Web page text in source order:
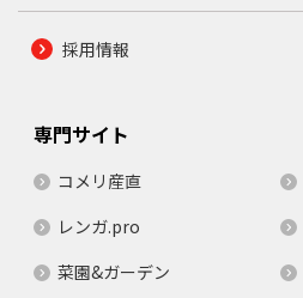
採用情報
専門サイト
コメリ産直
レンガ.pro
菜園&ガーデン